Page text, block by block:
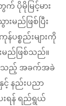
ပိုမိုမြင့်မား
မည်ဖြစ်ပြီး
စ္စည်းများကို
မည်ဖြစ်သည်။
ရှိသည့် အခက်အခဲ
င့် နည်းပညာ
ေးရန် ရည်ရွယ်